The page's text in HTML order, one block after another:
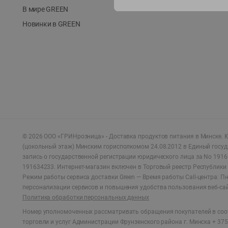
В мире GREEN
Новинки в GREEN
© 2026 ООО «ГРИНрозница» - Доставка продуктов питания в Минске.
(цокольный этаж) Минским горисполкомом 24.08.2012 в Единый
запись о государственной регистрации юридического лица за No
191634233. Интернет-магазин включен в Торговый реестр
Режим работы сервиса доставки Green — Время работы Call-центра:
персонализации сервисов и повышения удобства пользования веб-
Политика обработки персональных данных
Номер уполномоченных рассматривать обращения покупателей в
торговли и услуг Администрации Фрунзенского района г. Минска +